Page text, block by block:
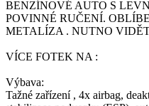
BENZÍNOVÉ AUTO S
POVINNÉ RUČENÍ.
METALÍZA . NUTNO
VÍCE FOTEK NA :
Výbava:
Tažné zařízení , 4x airbag,